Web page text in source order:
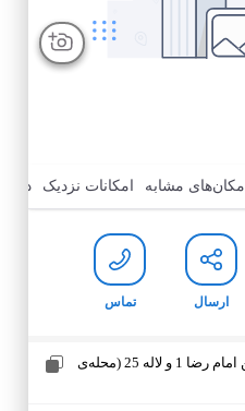
مکان‌های مشابه امکانات نزدیک درباره
ارسال تماس
بوشهر، شهید دکتر بهشتی، بدر، بین امام رضا 1 و لاله 25 (محله‌ی